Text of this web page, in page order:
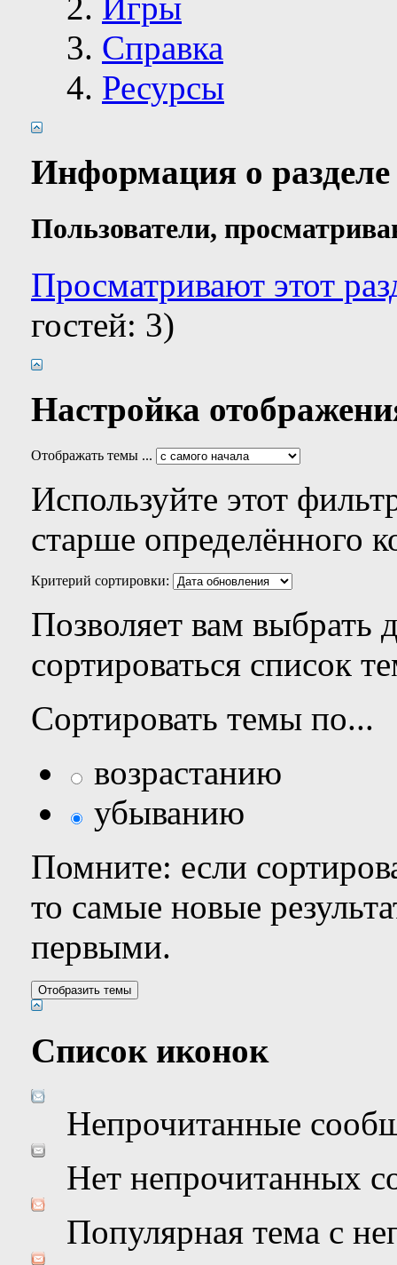
Игры
Справка
Ресурсы
Информация о
Пользователи,
Просматривают этот
гостей: 3)
Настройка
Отображать темы ...
Используйте этот
старше определённого
Критерий сортировки:
Позволяет вам выбрать
сортироваться список
Сортировать темы по...
возрастанию
убыванию
Помните: если
то самые новые
первыми.
Список иконок
Непрочитанные
Нет непрочитанных
Популярная тема с